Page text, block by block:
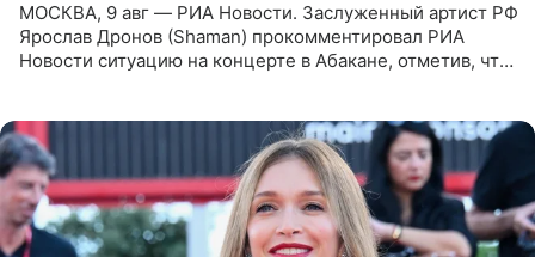
МОСКВА, 9 авг — РИА Новости. Заслуженный артист РФ
Ярослав Дронов (Shaman) прокомментировал РИА
Новости ситуацию на концерте в Абакане, отметив, что